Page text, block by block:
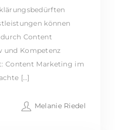
können
Content
und Kompetenz
Content Marketing im
[…]
Melanie Riedel